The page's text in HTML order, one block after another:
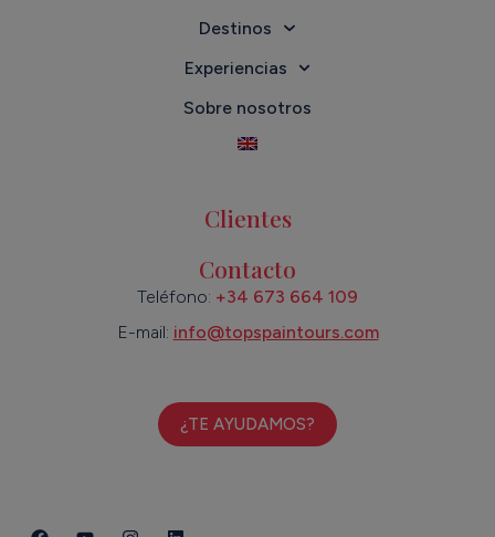
Destinos
Experiencias
Sobre nosotros
Clientes
Contacto
Teléfono: +34 673 664 109
E-mail: info@topspaintours.com
¿TE AYUDAMOS?